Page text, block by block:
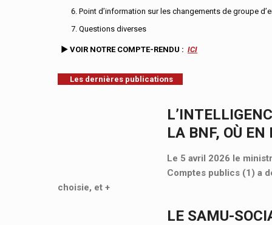
Point d’information sur les changements de groupe
Questions diverses
►VOIR NOTRE COMPTE-RENDU :ICI
Les dernières publications
LA BNF, OÙ EN
Le 5 avril 2026 le
Comptes publics (1) a
choisie, et +
LE SAMU-